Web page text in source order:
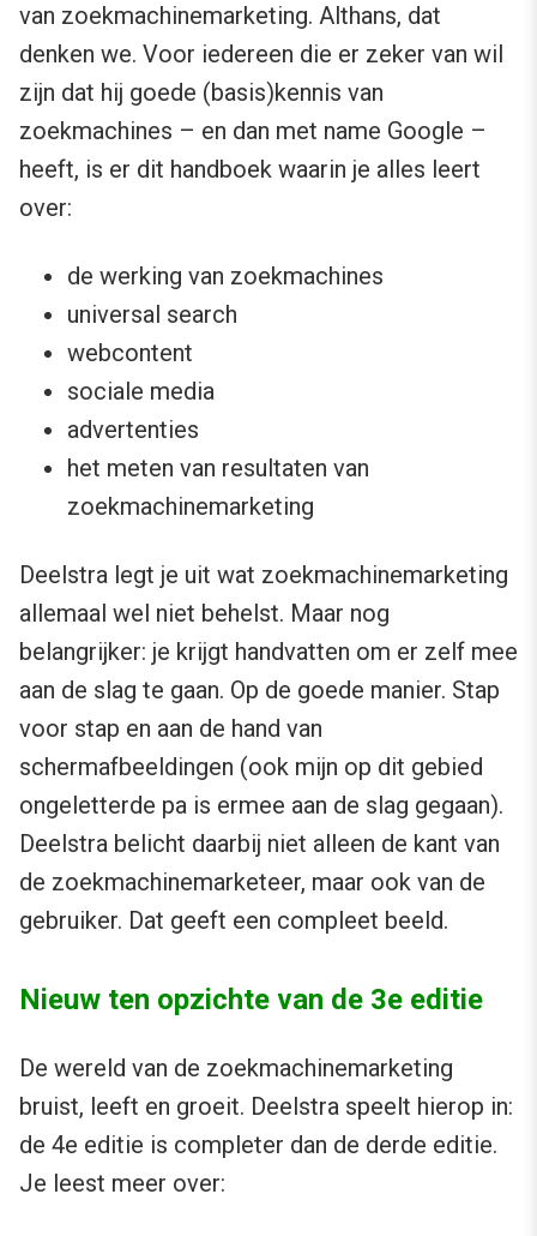
van zoekmachinemarketing. Althans, dat
denken we. Voor iedereen die er zeker van wil
zijn dat hij goede (basis)kennis van
zoekmachines – en dan met name Google –
heeft, is er dit handboek waarin je alles leert
over:
de werking van zoekmachines
universal search
webcontent
sociale media
advertenties
het meten van resultaten van
zoekmachinemarketing
Deelstra legt je uit wat zoekmachinemarketing
allemaal wel niet behelst. Maar nog
belangrijker: je krijgt handvatten om er zelf mee
aan de slag te gaan. Op de goede manier. Stap
voor stap en aan de hand van
schermafbeeldingen (ook mijn op dit gebied
ongeletterde pa is ermee aan de slag gegaan).
Deelstra belicht daarbij niet alleen de kant van
de zoekmachinemarketeer, maar ook van de
gebruiker. Dat geeft een compleet beeld.
Nieuw ten opzichte van de 3e editie
De wereld van de zoekmachinemarketing
bruist, leeft en groeit. Deelstra speelt hierop in:
de 4e editie is completer dan de derde editie.
Je leest meer over: